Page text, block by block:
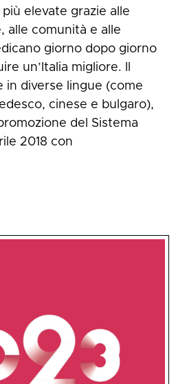
elevate grazie alle
alle comunità e alle
giorno dopo giorno
un’Italia migliore. Il
in diverse lingue (come
cinese e bulgaro),
del Sistema
2018 con